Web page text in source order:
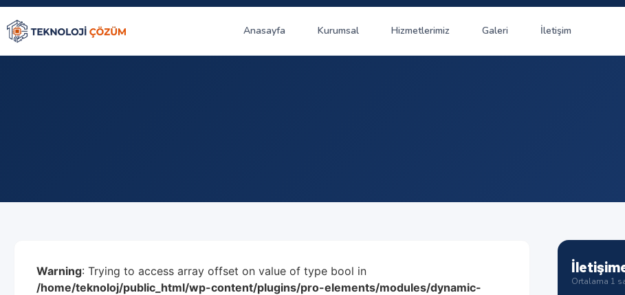
Anasayfa Kurumsal Hizmetlerimiz Galeri İletişim
Warning: Trying to access array offset on value of type bool in
/home/teknoloj/public_html/wp-content/plugins/pro-elements/modules/dynamic-
Ortalama 1